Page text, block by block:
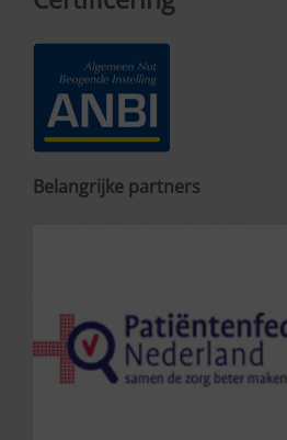
Belangrijke partners